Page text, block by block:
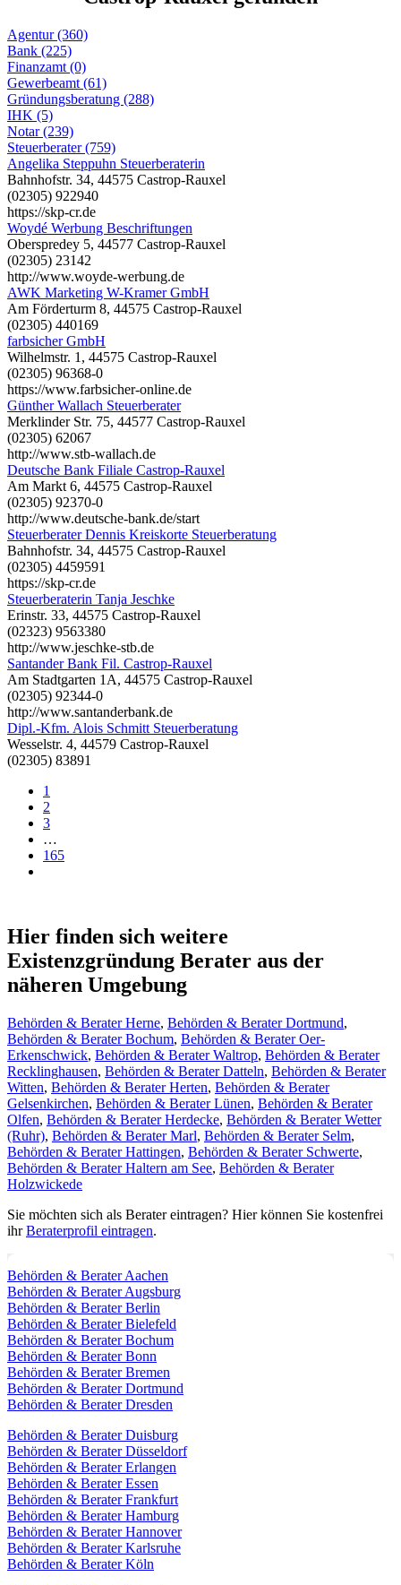
Agentur (360)
Bank (225)
Finanzamt (0)
Gewerbeamt (61)
Gründungsberatung (288)
IHK (5)
Notar (239)
Steuerberater (759)
Angelika Steppuhn Steuerberaterin
Bahnhofstr. 34, 44575 Castrop-Rauxel
(02305) 922940
https://skp-cr.de
Woydé Werbung Beschriftungen
Oberspredey 5, 44577 Castrop-Rauxel
(02305) 23142
http://www.woyde-werbung.de
AWK Marketing W-Kramer GmbH
Am Förderturm 8, 44575 Castrop-Rauxel
(02305) 440169
farbsicher GmbH
Wilhelmstr. 1, 44575 Castrop-Rauxel
(02305) 96368-0
https://www.farbsicher-online.de
Günther Wallach Steuerberater
Merklinder Str. 75, 44577 Castrop-Rauxel
(02305) 62067
http://www.stb-wallach.de
Deutsche Bank Filiale Castrop-Rauxel
Am Markt 6, 44575 Castrop-Rauxel
(02305) 92370-0
http://www.deutsche-bank.de/start
Steuerberater Dennis Kreiskorte Steuerberatung
Bahnhofstr. 34, 44575 Castrop-Rauxel
(02305) 4459591
https://skp-cr.de
Steuerberaterin Tanja Jeschke
Erinstr. 33, 44575 Castrop-Rauxel
(02323) 9563380
http://www.jeschke-stb.de
Santander Bank Fil. Castrop-Rauxel
Am Stadtgarten 1A, 44575 Castrop-Rauxel
(02305) 92344-0
http://www.santanderbank.de
Dipl.-Kfm. Alois Schmitt Steuerberatung
Wesselstr. 4, 44579 Castrop-Rauxel
(02305) 83891
1
2
3
…
165
Hier finden sich weitere
Existenzgründung Berater aus der
näheren Umgebung
Behörden & Berater Herne, Behörden & Berater Dortmund,
Behörden & Berater Bochum, Behörden & Berater Oer-
Erkenschwick, Behörden & Berater Waltrop, Behörden & Berater
Recklinghausen, Behörden & Berater Datteln, Behörden & Berater
Witten, Behörden & Berater Herten, Behörden & Berater
Gelsenkirchen, Behörden & Berater Lünen, Behörden & Berater
Olfen, Behörden & Berater Herdecke, Behörden & Berater Wetter
(Ruhr), Behörden & Berater Marl, Behörden & Berater Selm,
Behörden & Berater Hattingen, Behörden & Berater Schwerte,
Behörden & Berater Haltern am See, Behörden & Berater
Holzwickede
Sie möchten sich als Berater eintragen? Hier können Sie kostenfrei
ihrBeraterprofil eintragen.
Behörden & Berater Aachen
Behörden & Berater Augsburg
Behörden & Berater Berlin
Behörden & Berater Bielefeld
Behörden & Berater Bochum
Behörden & Berater Bonn
Behörden & Berater Bremen
Behörden & Berater Dortmund
Behörden & Berater Dresden
Behörden & Berater Duisburg
Behörden & Berater Düsseldorf
Behörden & Berater Erlangen
Behörden & Berater Essen
Behörden & Berater Frankfurt
Behörden & Berater Hamburg
Behörden & Berater Hannover
Behörden & Berater Karlsruhe
Behörden & Berater Köln